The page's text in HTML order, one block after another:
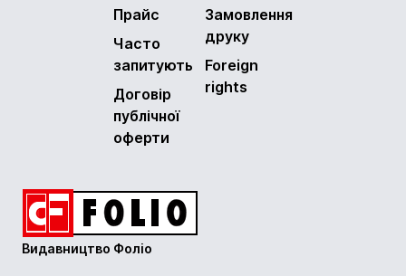
Прайс
Часто
запитують
Договір
публічної
оферти
Замовлення
друку
Foreign
rights
Видавництво Фоліо